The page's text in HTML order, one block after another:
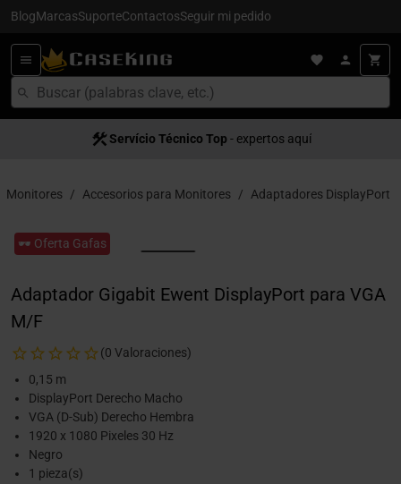
BlogMarcasSuporteContactosSeguir mi pedido
Servício Técnico Top - expertos aquí
Monitores Accesorios para Monitores Adaptadores DisplayPort
🕶️ Oferta Gafas
Adaptador Gigabit Ewent DisplayPort para VGA
M/F
(0 Valoraciones)
0,15 m
DisplayPort Derecho Macho
VGA (D-Sub) Derecho Hembra
1920 x 1080 Pixeles 30 Hz
Negro
1 pieza(s)